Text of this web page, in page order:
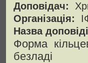
Доповідач:
Організація:
Назва
Форма
безладі